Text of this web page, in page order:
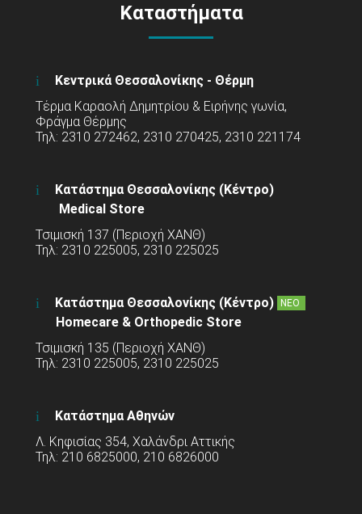
Καταστήματα
Κεντρικά Θεσσαλονίκης - Θέρμη
Τέρμα Καραολή Δημητρίου & Ειρήνης γωνία,
Φράγμα Θέρμης
Τηλ: 2310 272462, 2310 270425, 2310 221174
Κατάστημα Θεσσαλονίκης (Κέντρο)
Medical Store
Τσιμισκή 137 (Περιοχή ΧΑΝΘ)
Τηλ: 2310 225005, 2310 225025
Κατάστημα Θεσσαλονίκης (Κέντρο) ΝΕΟ
Homecare & Orthopedic Store
Τσιμισκή 135 (Περιοχή ΧΑΝΘ)
Τηλ: 2310 225005, 2310 225025
Κατάστημα Αθηνών
Λ. Κηφισίας 354, Χαλάνδρι Αττικής
Τηλ: 210 6825000, 210 6826000